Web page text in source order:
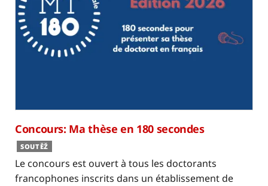
Concours: Ma thèse en 180 secondes
SOUTĚŽ
Le concours est ouvert à tous les doctorants
francophones inscrits dans un établissement de